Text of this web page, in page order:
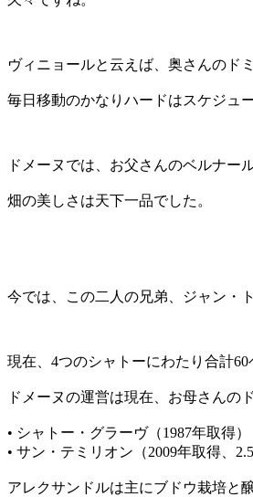
ヴィニョールと云えば、奥さんのド
毎日移動のかなりハードはスケジュ
ドメーヌでは、お父さんのベルナー
畑の美しさは天下一品でした。
今では、この二人の兄弟、ジャン・
現在、4つのシャトーにわたり合計
ドメーヌの運営は現在、お母さんの
• シャトー・グラーヴ（1987年取得）
• サン・テミリオン（2009年取得、
アレクサンドルは主にブドウ栽培と